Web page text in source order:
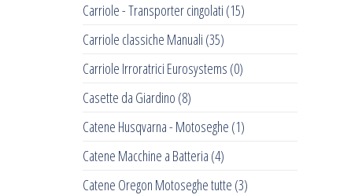
Carriole - Transporter cingolati (15)
Carriole classiche Manuali (35)
Carriole Irroratrici Eurosystems (0)
Casette da Giardino (8)
Catene Husqvarna - Motoseghe (1)
Catene Macchine a Batteria (4)
Catene Oregon Motoseghe tutte (3)